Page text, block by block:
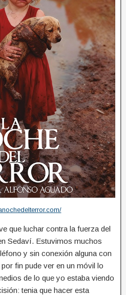
que luchar contra la fuerza del
Sedaví. Estuvimos muchos
y sin conexión alguna con
fin pude ver en un móvil lo
de lo que yo estaba viendo
tenia que hacer esta